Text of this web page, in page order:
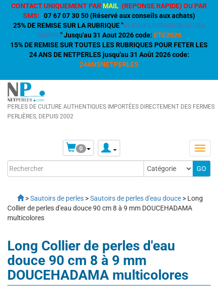
CONTACT UNIQUEMENT PARMAIL (REPONSE RAPIDE) OU PAR
SMS: :07 67 07 30 50 (Réservé aux conseils aux achats)
25% DE REMISE SUR LA RUBRIQUE "BIJOUX LIVRAISON ULTRA
RAPIDE" Jusqu'au 31 Aout 2026 code: ETE2026
15% DE REMISE SUR TOUTES LES RUBRIQUES POUR FETER LES
24 ANS DE NETPERLES jusqu'au 31 Août 2026 code:
24ANSNETPERLES
PERLES DE CULTURE AUTHENTIQUES IMPORTÉES DIRECTEMENT DES FERMES
PERLIÈRES, DEPUIS 2002
0
>Sautoirs de perles >Sautoirs de perles d'eau douce > Long
Collier de perles d'eau douce 90 cm 8 à 9 mm DOUCEHADAMA
multicolores
Long Collier de perles d'eau
douce 90 cm 8 à 9 mm
DOUCEHADAMA multicolores